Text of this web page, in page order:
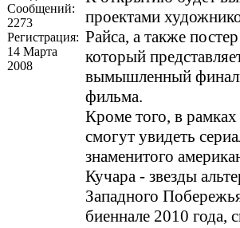
Сообщений:
2273
Регистрация:
14 Марта
2008
проектами
Райса, а также
который
вымышленный
фильма.
Кроме того, в
смогут увидеть
знаменитого
Кучара - звезды
Западного
биеннале 2010 года,